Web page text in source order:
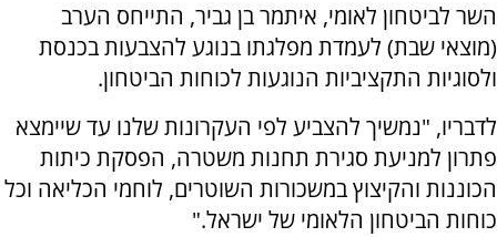
השר לביטחון לאומי, איתמר בן גביר, התייחס הערב
(מוצאי שבת) לעמדת מפלגתו בנוגע להצבעות בכנסת
ולסוגיות התקציביות הנוגעות לכוחות הביטחון.
לדבריו, "נמשיך להצביע לפי העקרונות שלנו עד שיימצא
פתרון למניעת סגירת תחנות משטרה, הפסקת כיתות
הכוננות והקיצוץ במשכורות השוטרים, לוחמי הכליאה וכל
כוחות הביטחון הלאומי של ישראל."